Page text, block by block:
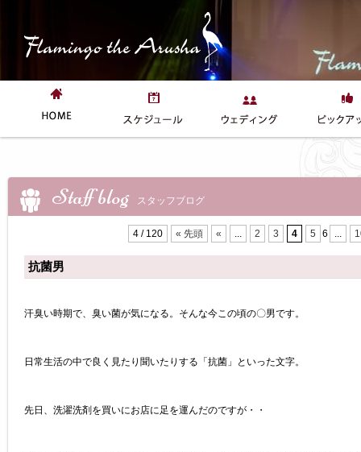
Staff blog スタッフブログ
4 / 120 « 先頭 « ... 2 3 4 5 6 ...
抗菌男
汗臭い時期で、臭い菌が気になる。そんな今この頃の〇男です。
日常生活の中で良く見たり聞いたりする「抗菌」といった文字。
先日、洗濯洗剤を買いにお店に足を運んだのですが・・